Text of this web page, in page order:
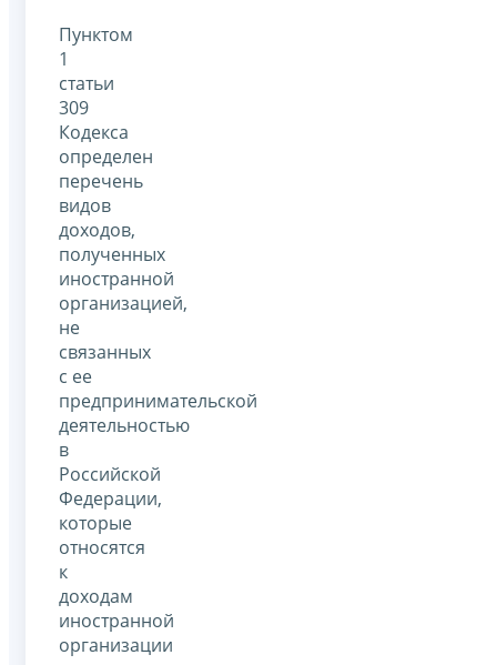
Пунктом
1
статьи
309
Кодекса
определен
перечень
видов
доходов,
полученных
иностранной
организацией,
не
связанных
с ее
предпринимательской
деятельностью
в
Российской
Федерации,
которые
относятся
к
доходам
иностранной
организации